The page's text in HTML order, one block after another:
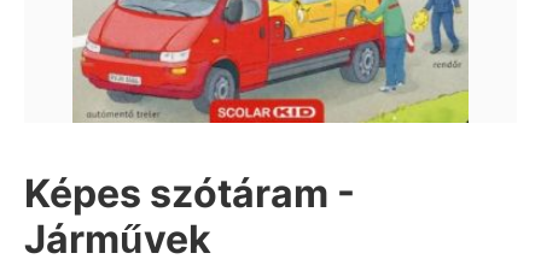
Képes szótáram -
Járművek